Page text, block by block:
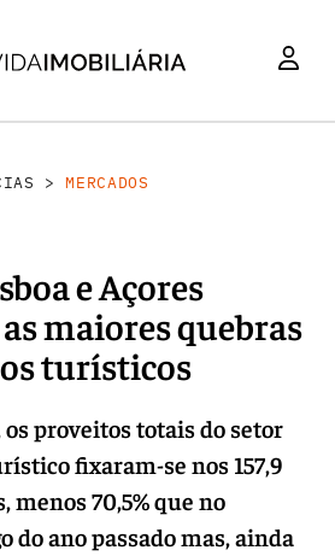
>MERCADOS
e Açores
maiores quebras
turísticos
proveitos totais do setor
fixaram-se nos 157,9
menos 70,5% que no
do ano passado mas, ainda